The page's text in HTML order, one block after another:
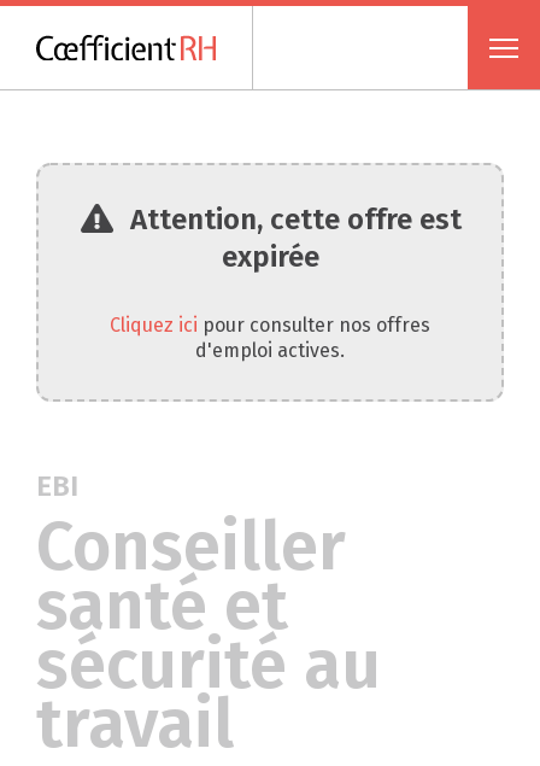
Attention, cette offre est
expirée
Cliquez ici pour consulter nos offres
d'emploi actives.
EBI
Conseiller
santé et
sécurité au
travail